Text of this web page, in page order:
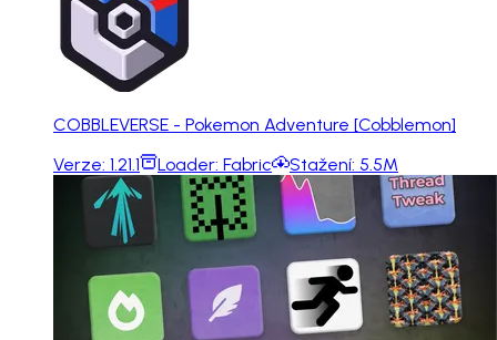
COBBLEVERSE - Pokemon Adventure [Cobblemon]
Verze: 1.21.1 Loader: Fabric Stažení: 5.5M